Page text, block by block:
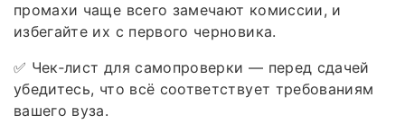
промахи чаще всего замечают комиссии, и
избегайте их с первого черновика.
✅ Чек‑лист для самопроверки — перед сдачей
убедитесь, что всё соответствует требованиям
вашего вуза.